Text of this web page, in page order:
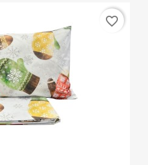
favorite_border